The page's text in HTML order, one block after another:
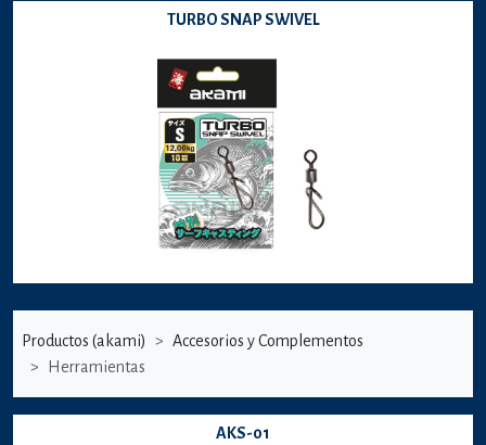
TURBO SNAP SWIVEL
Productos (akami)
Accesorios y Complementos
Herramientas
AKS-01